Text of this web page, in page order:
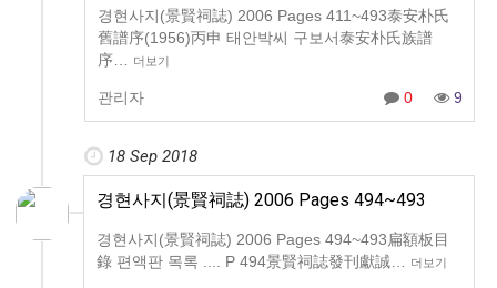
경현사지(景賢祠誌) 2006 Pages 411~493泰安朴氏
舊譜序(1956)丙申 태안박씨 구보서泰安朴氏族譜
序…
더보기
관리자 0 9
18 Sep 2018
경현사지(景賢祠誌) 2006 Pages 494~493
경현사지(景賢祠誌) 2006 Pages 494~493扁額板目
錄 편액판 목록 .... P 494景賢祠誌發刊獻誠…
더보기